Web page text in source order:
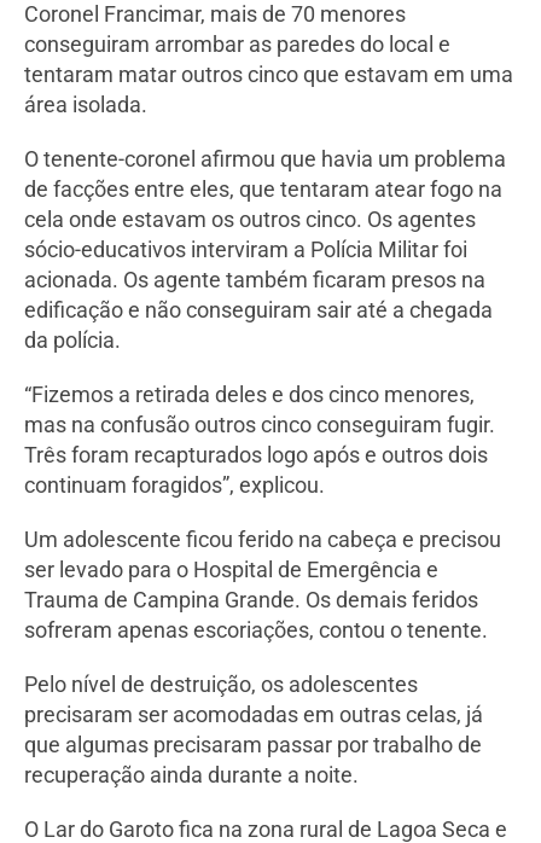
Coronel Francimar, mais de 70 menores
conseguiram arrombar as paredes do local e
tentaram matar outros cinco que estavam em uma
área isolada.
O tenente-coronel afirmou que havia um problema
de facções entre eles, que tentaram atear fogo na
cela onde estavam os outros cinco. Os agentes
sócio-educativos interviram a Polícia Militar foi
acionada. Os agente também ficaram presos na
edificação e não conseguiram sair até a chegada
da polícia.
“Fizemos a retirada deles e dos cinco menores,
mas na confusão outros cinco conseguiram fugir.
Três foram recapturados logo após e outros dois
continuam foragidos”, explicou.
Um adolescente ficou ferido na cabeça e precisou
ser levado para o Hospital de Emergência e
Trauma de Campina Grande. Os demais feridos
sofreram apenas escoriações, contou o tenente.
Pelo nível de destruição, os adolescentes
precisaram ser acomodadas em outras celas, já
que algumas precisaram passar por trabalho de
recuperação ainda durante a noite.
O Lar do Garoto fica na zona rural de Lagoa Seca e